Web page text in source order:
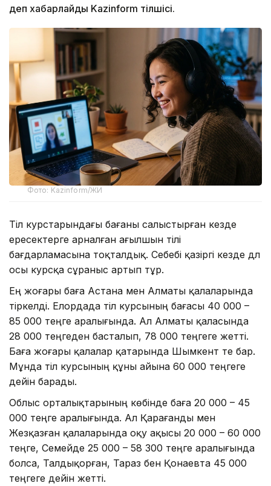
деп хабарлайды Kazinform тілшісі.
Фото: Kazinform/ЖИ
Тіл курстарындағы бағаны салыстырған кезде
ересектерге арналған ағылшын тілі
бағдарламасына тоқталдық. Себебі қазіргі кезде дәл
осы курсқа сұраныс артып тұр.
Ең жоғары баға Астана мен Алматы қалаларында
тіркелді. Елордада тіл курсының бағасы 40 000 –
85 000 теңге аралығында. Ал Алматы қаласында
28 000 теңгеден басталып, 78 000 теңгеге жетті.
Баға жоғары қалалар қатарында Шымкент те бар.
Мұнда тіл курсының құны айына 60 000 теңгеге
дейін барады.
Облыс орталықтарының көбінде баға 20 000 – 45
000 теңге аралығында. Ал Қарағанды мен
Жезқазған қалаларында оқу ақысы 20 000 – 60 000
теңге, Семейде 25 000 – 58 300 теңге аралығында
болса, Талдықорған, Тараз бен Қонаевта 45 000
теңгеге дейін жетті.